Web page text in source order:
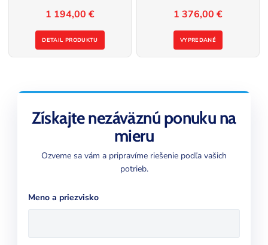
1 194,00 €
DETAIL PRODUKTU
1 376,00 €
VYPREDANÉ
Získajte nezáväznú ponuku na
mieru
Ozveme sa vám a pripravíme riešenie podľa vašich
potrieb.
Meno a priezvisko